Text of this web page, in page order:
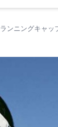
ランニングキャ